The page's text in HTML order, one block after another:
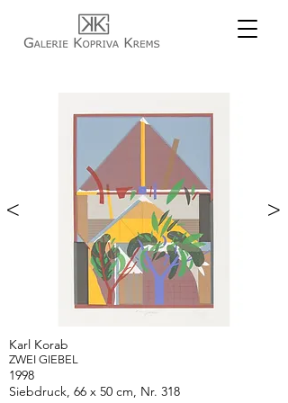
< >
Karl Korab
ZWEI GIEBEL
1998
Siebdruck, 66 x 50 cm, Nr. 318